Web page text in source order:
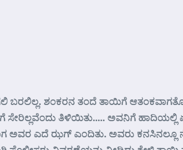
ಬರಲಿಲ್ಲ. ಶಂಕರನ ತಂದೆ ತಾಯಿಗೆ
ತಿಳಿಯಿತು….. ಅವನಿಗೆ ಹಾದಿಯಲ್ಲಿ
ಅವರ ಎದೆ ಝಗ್ ಎಂದಿತು. ಅವರು ಕನಸಿನಲ್ಲೂ